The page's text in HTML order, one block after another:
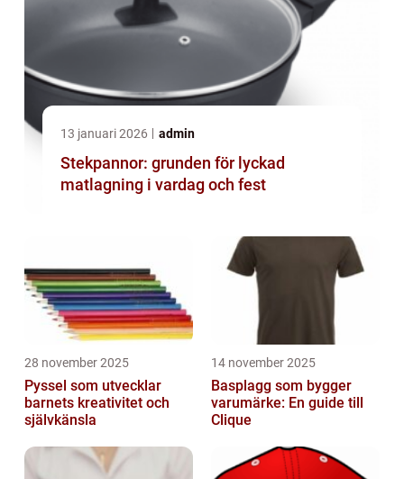
13 januari 2026 admin
Stekpannor: grunden för lyckad
matlagning i vardag och fest
28 november 2025
Pyssel som utvecklar
barnets kreativitet och
självkänsla
14 november 2025
Basplagg som bygger
varumärke: En guide till
Clique